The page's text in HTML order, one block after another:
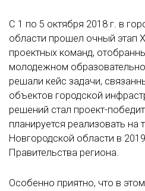
С 1 по 5 октября 2018 г. в
области прошел очный этап
проектных команд,
молодежном
решали кейс задачи,
объектов городской
решений стал проект-
планируется реализовать на
Новгородской области в
Правительства региона.
Особенно приятно, что в